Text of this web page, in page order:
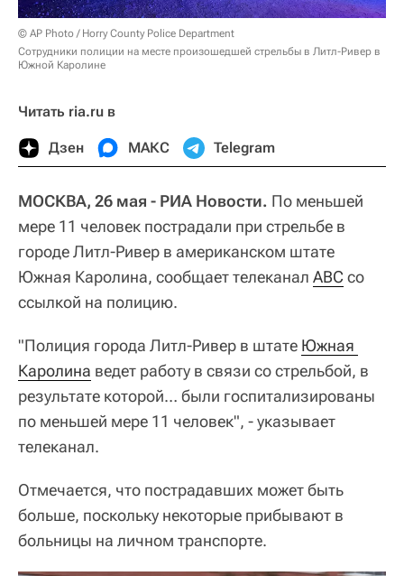
© AP Photo / Horry County Police Department
Сотрудники полиции на месте произошедшей стрельбы в Литл-Ривер в
Южной Каролине
Читать ria.ru в
Дзен МАКС Telegram
МОСКВА, 26 мая - РИА Новости. По меньшей
мере 11 человек пострадали при стрельбе в
городе Литл-Ривер в американском штате
Южная Каролина, сообщает телеканал ABC со
ссылкой на полицию.
"Полиция города Литл-Ривер в штате Южная
Каролина ведет работу в связи со стрельбой, в
результате которой… были госпитализированы
по меньшей мере 11 человек", - указывает
телеканал.
Отмечается, что пострадавших может быть
больше, поскольку некоторые прибывают в
больницы на личном транспорте.